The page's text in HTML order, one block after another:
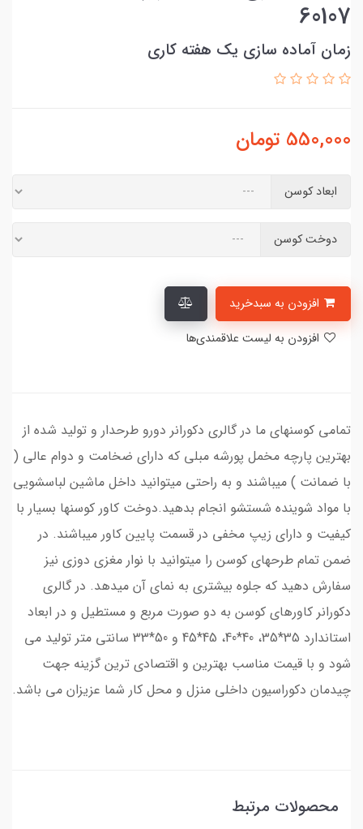
60107
زمان آماده سازی یک هفته کاری
550,000 تومان
ابعاد کوسن
دوخت کوسن
تمامی کوسنهای ما در گالری دکورانر دورو طرحدار و تولید شده از
بهترین پارچه مخمل پورشه مبلی که دارای ضخامت و دوام عالی (
با ضمانت ) میباشند و به راحتی میتوانید داخل ماشین لباسشویی
با مواد شوینده شستشو انجام بدهید.دوخت کاور کوسنها بسیار با
کیفیت و دارای زیپ مخفی در قسمت پایین کاور میباشند. در
ضمن تمام طرحهای کوسن را میتوانید با نوار مغزی دوزی نیز
سفارش دهید که جلوه بیشتری به نمای آن میدهد. در گالری
دکورانر کاورهای کوسن به دو صورت مربع و مستطیل و در ابعاد
استاندارد 35*35، 40*40، 45*45 و 50*33 سانتی متر تولید می
شود و با قیمت مناسب بهترین و اقتصادی ترین گزینه جهت
چیدمان دکوراسیون داخلی منزل و محل کار شما عزیزان می باشد.
محصولات مرتبط